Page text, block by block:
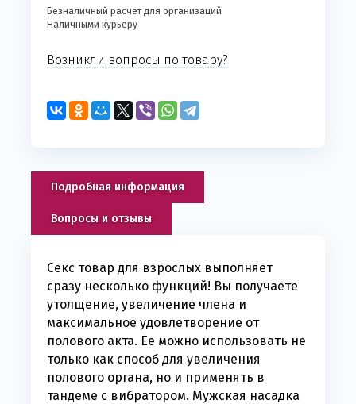
Безналичный расчет для организаций
Наличными курьеру
Возникли вопросы по товару?
Подробная информация
Вопросы и отзывы
Секс товар для взрослых выполняет
сразу несколько функций! Вы получаете
утолщение, увеличение члена и
максимальное удовлетворение от
полового акта. Ее можно использовать не
только как способ для увеличения
полового органа, но и применять в
тандеме с вибратором. Мужская насадка